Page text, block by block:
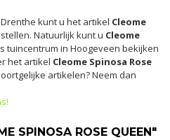
kunt u het artikel Cleome
Natuurlijk kunt u Cleome
tuincentrum in Hoogeveen bekijken
het artikel Cleome Spinosa Rose
artikelen? Neem dan
SPINOSA ROSE QUEEN"